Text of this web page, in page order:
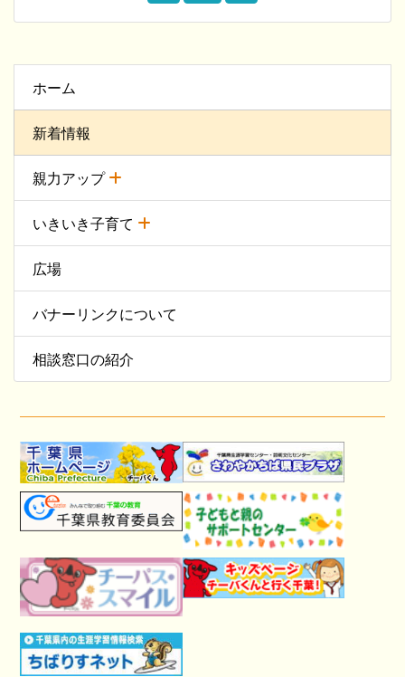
ホーム
新着情報
親力アップ
いきいき子育て
広場
バナーリンクについて
相談窓口の紹介